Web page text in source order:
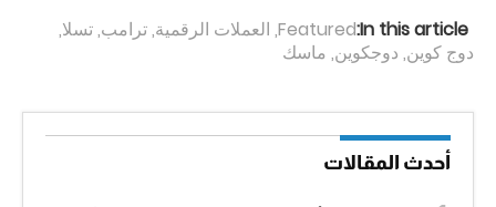
In this article:
Featured
, العملات الرقمية,ترامب,تسلا,
دوج كوين, دوجكوين, ماسك
أحدث المقالات